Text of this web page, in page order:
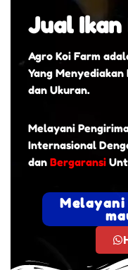
Jual Ikan
Agro Koi Farm
Yang
dan Ukuran.
Melayani
Internasional
dan Bergaransi